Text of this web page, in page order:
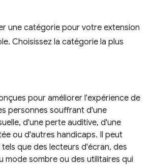
une catégorie pour votre extension
Choisissez la catégorie la plus
pour améliorer l'expérience de
personnes souffrant d'une
d'une perte auditive, d'une
ou d'autres handicaps. Il peut
que des lecteurs d'écran, des
mode sombre ou des utilitaires qui